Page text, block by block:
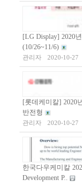
[LG Display] 2020
(10/26~11/6)
관리자
2020-10-27
[롯데케미칼] 2020
반전형
관리자
2020-10-27
한국다우케미칼
Development P..